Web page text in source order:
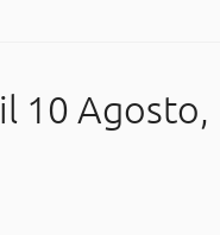
il 10 Agosto,